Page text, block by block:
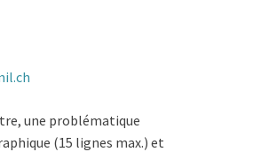
une problématique
(15 lignes max.) et